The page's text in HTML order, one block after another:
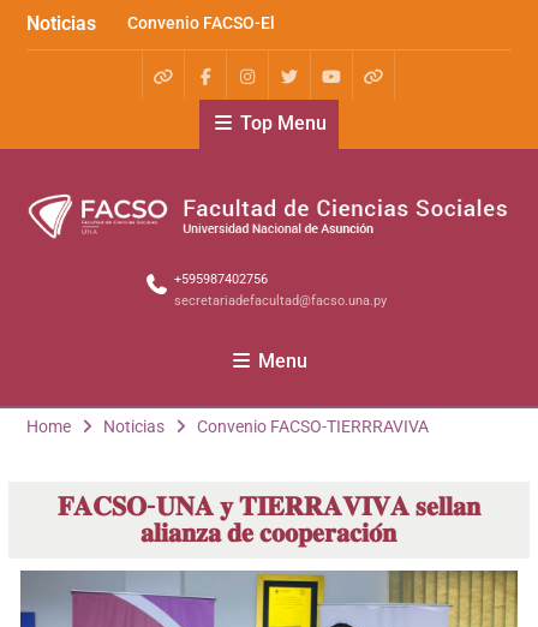
Noticias
Convenio FACSO-El
Cántaro
Kera yvoty en SciELO
Convenio FACSO – Ateneo
Top Menu
+595987402756
secretariadefacultad@facso.una.py
Menu
Home Noticias Convenio FACSO-TIERRRAVIVA
𝐅𝐀𝐂𝐒𝐎-𝐔𝐍𝐀 𝐲 𝐓𝐈𝐄𝐑𝐑𝐀𝐕𝐈𝐕𝐀 𝐬𝐞𝐥𝐥𝐚𝐧
𝐚𝐥𝐢𝐚𝐧𝐳𝐚 𝐝𝐞 𝐜𝐨𝐨𝐩𝐞𝐫𝐚𝐜𝐢𝐨́𝐧